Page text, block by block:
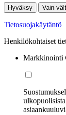
Hyväksy Vain
Tietosuojakäytäntö
Henkilökohtaiset
Markkinointi